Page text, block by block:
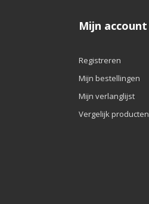
Mijn account
Registreren
Mijn bestellingen
Mijn verlanglijst
Vergelijk producten